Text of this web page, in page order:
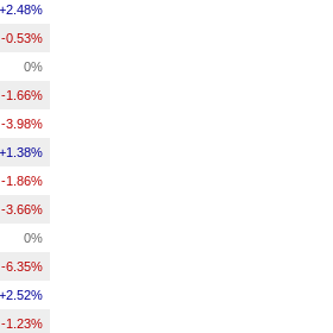
2.48%
-0.53%
0%
-1.66%
-3.98%
1.38%
-1.86%
-3.66%
0%
-6.35%
2.52%
-1.23%